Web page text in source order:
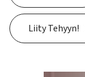
Liity Tehyyn!